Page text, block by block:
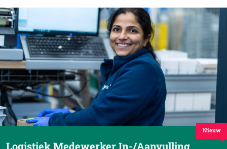
Logistiek Medewerker In-/Aanvulling
Nieuw